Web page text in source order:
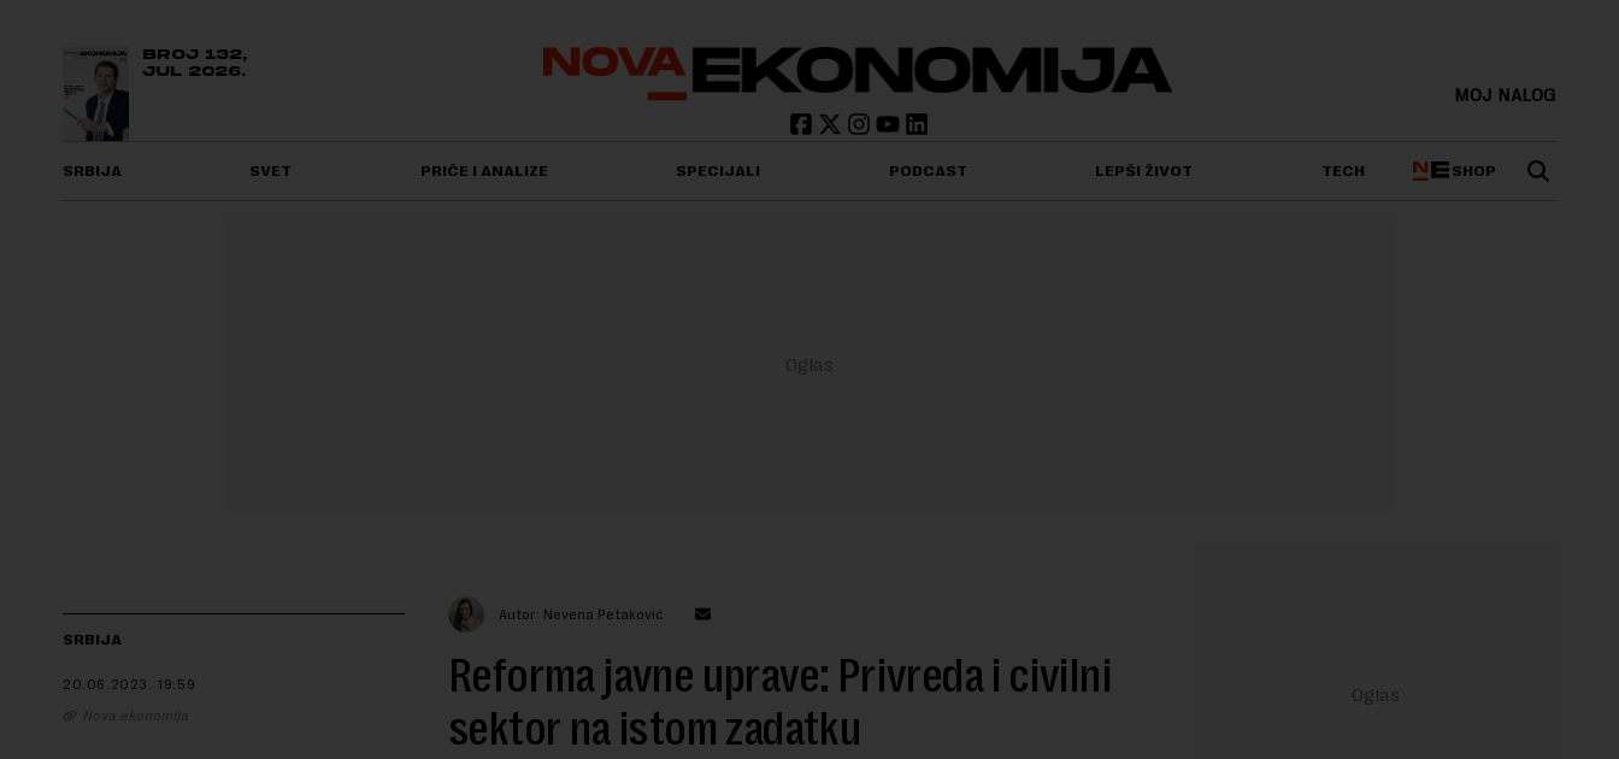
BROJ 132,
JUL 2026.
MOJ NALOG
SRBIJA SVET PRIČE I ANALIZE SPECIJALI PODCAST LEPŠI ŽIVOT TECH SHOP
SRBIJA
20.06.2023. 19:59
Nova ekonomija
Autor: Nevena Petaković
Reforma javne uprave: Privreda i civilni
sektor na istom zadatku